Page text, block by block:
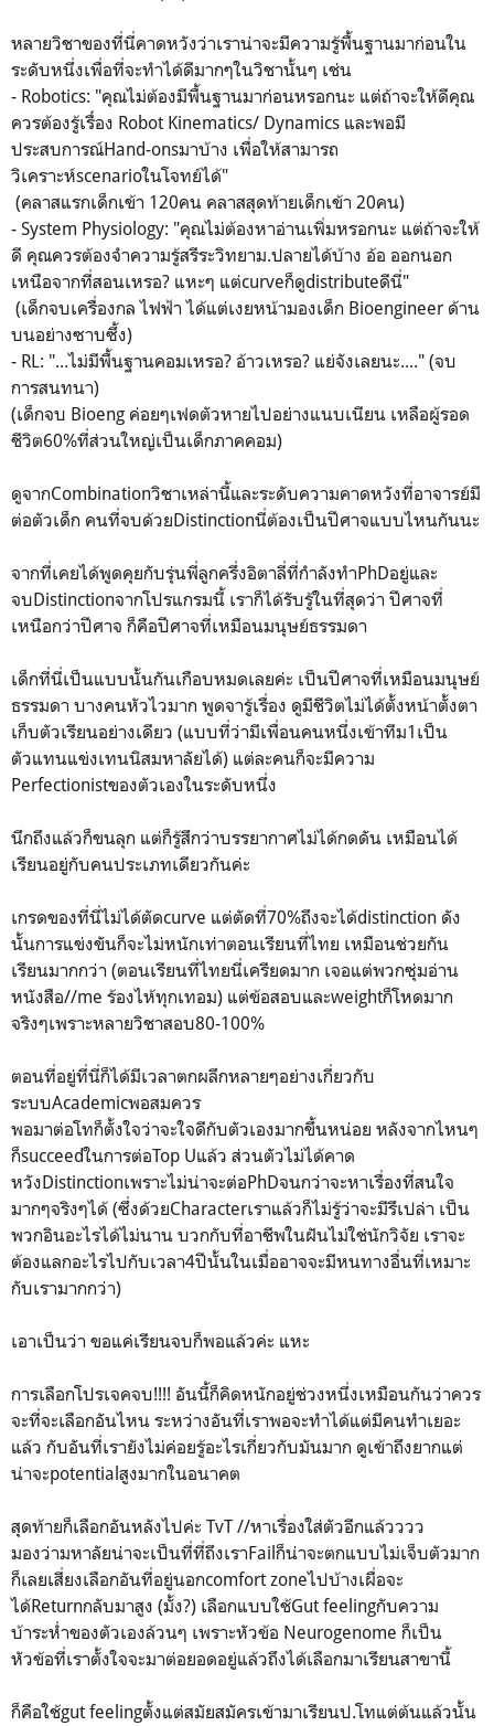
หลายวิชาของที่นี่คาดหวังว่าเราน่าจะมีความรู้พื้นฐานมาก่อนใน
ระดับหนึ่งเพื่อที่จะทำได้ดีมากๆในวิชานั้นๆ เช่น
- Robotics: "คุณไม่ต้องมีพื้นฐานมาก่อนหรอกนะ แต่ถ้าจะให้ดีคุณ
ควรต้องรู้เรื่่อง Robot Kinematics/ Dynamics และพอมี
ประสบการณ์Hand-onsมาบ้าง เพื่อให้สามารถ
วิเคราะห์scenarioในโจทย์ได้"
(คลาสแรกเด็กเข้า 120คน คลาสสุดท้ายเด็กเข้า 20คน)
- System Physiology: "คุณไม่ต้องหาอ่านเพิ่มหรอกนะ แต่ถ้าจะให้
ดี คุณควรต้องจำความรู้สรีระวิทยาม.ปลายได้บ้าง อ้อ ออกนอก
เหนือจากที่สอนเหรอ? แหะๆ แต่curveก็ดูdistributeดีนี่"
(เด็กจบเครื่องกล ไฟฟ้า ได้แต่เงยหน้ามองเด็ก Bioengineer ด้าน
บนอย่างซาบซึ้ง)
- RL: "...ไม่มีพื้นฐานคอมเหรอ? อ้าวเหรอ? แย่จังเลยนะ...." (จบ
การสนทนา)
(เด็กจบ Bioeng ค่อยๆเฟดตัวหายไปอย่างแนบเนียน เหลือผู้รอด
ชีวิต60%ที่ส่วนใหญ่เป็นเด็กภาคคอม)
ดูจากCombinationวิชาเหล่านี้และระดับความคาดหวังที่อาจารย์มี
ต่อตัวเด็ก คนที่จบด้วยDistinctionนี่ต้องเป็นปีศาจแบบไหนกันนะ
จากที่เคยได้พูดคุยกับรุ่นพี่ลูกครึ่งอิตาลี่ที่กำลังทำPhDอยู่และ
จบDistinctionจากโปรแกรมนี้ เราก็ได้รับรู้ในที่สุดว่า ปีศาจที่
เหนือกว่าปีศาจ ก็คือปีศาจที่เหมือนมนุษย์ธรรมดา
เด็กที่นี่เป็นแบบนั้นกันเกือบหมดเลยค่ะ เป็นปีศาจที่เหมือนมนุษย์
ธรรมดา บางคนหัวไวมาก พูดจารู้เรื่อง ดูมีชีวิตไม่ได้ตั้งหน้าตั้งตา
เก็บตัวเรียนอย่างเดียว (แบบที่ว่ามีเพื่อนคนหนึ่งเข้าทีม1เป็น
ตัวแทนแข่งเทนนิสมหาลัยได้) แต่ละคนก็จะมีความ
Perfectionistของตัวเองในระดับหนึ่ง
นึกถึงแล้วก็ขนลุก แต่ก็รู้สึกว่าบรรยากาศไม่ได้กดดัน เหมือนได้
เรียนอยู่กับคนประเภทเดียวกันค่ะ
เกรดของที่นี่ไม่ได้ตัดcurve แต่ตัดที่70%ถึงจะได้distinction ดัง
นั้นการแข่งขันก็จะไม่หนักเท่าตอนเรียนที่ไทย เหมือนช่วยกัน
เรียนมากกว่า (ตอนเรียนที่ไทยนี่เครียดมาก เจอแต่พวกซุ่มอ่าน
หนังสือ//me ร้องไห้ทุกเทอม) แต่ข้อสอบและweightก็โหดมาก
จริงๆเพราะหลายวิชาสอบ80-100%
ตอนที่อยู่ที่นี่ก็ได้มีเวลาตกผลึกหลายๆอย่างเกี่ยวกับ
ระบบAcademicพอสมควร
พอมาต่อโทก็ตั้งใจว่าจะใจดีกับตัวเองมากขึ้นหน่อย หลังจากไหนๆ
ก็succeedในการต่อTop Uแล้ว ส่วนตัวไม่ได้คาด
หวังDistinctionเพราะไม่น่าจะต่อPhDจนกว่าจะหาเรื่องที่สนใจ
มากๆจริงๆได้ (ซึ่งด้วยCharacterเราแล้วก็ไม่รู้ว่าจะมีรึเปล่า เป็น
พวกอินอะไรได้ไม่นาน บวกกับที่อาชีพในฝันไม่ใช่นักวิจัย เราจะ
ต้องแลกอะไรไปกับเวลา4ปีนั้นในเมื่ออาจจะมีหนทางอื่นที่เหมาะ
กับเรามากกว่า)
เอาเป็นว่า ขอแค่เรียนจบก็พอแล้วค่ะ แหะ
การเลือกโปรเจคจบ!!!! อันนี้ก็คิดหนักอยู่ช่วงหนึ่งเหมือนกันว่าควร
จะที่จะเลือกอันไหน ระหว่างอันที่เราพอจะทำได้แต่มีคนทำเยอะ
แล้ว กับอันที่เรายังไม่ค่อยรู้อะไรเกี่ยวกับมันมาก ดูเข้าถึงยากแต่
น่าจะpotentialสูงมากในอนาคต
สุดท้ายก็เลือกอันหลังไปค่ะ TvT //หาเรื่องใส่ตัวอีกแล้วววว
มองว่ามหาลัยน่าจะเป็นที่ที่ถึงเราFailก็น่าจะตกแบบไม่เจ็บตัวมาก
ก็เลยเสี่ยงเลือกอันที่อยู่นอกcomfort zoneไปบ้างเผื่อจะ
ได้Returnกลับมาสูง (มั้ง?) เลือกแบบใช้Gut feelingกับความ
บ้าระห่ำของตัวเองล้วนๆ เพราะหัวข้อ Neurogenome ก็เป็น
หัวข้อที่เราตั้งใจจะมาต่อยอดอยู่แล้วถึงได้เลือกมาเรียนสาขานี้
ก็คือใช้gut feelingตั้งแต่สมัยสมัครเข้ามาเรียนป.โทแต่ต้นแล้วนั้น